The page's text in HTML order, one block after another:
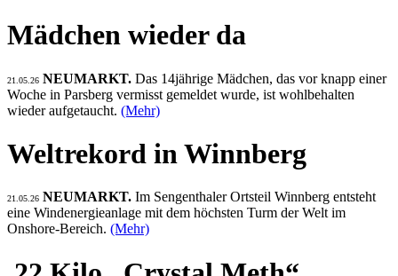
Mädchen wieder da
21.05.26 NEUMARKT. Das 14jährige Mädchen, das vor knapp einer
Woche in Parsberg vermisst gemeldet wurde, ist wohlbehalten
wieder aufgetaucht. (Mehr)
Weltrekord in Winnberg
21.05.26 NEUMARKT. Im Sengenthaler Ortsteil Winnberg entsteht
eine Windenergieanlage mit dem höchsten Turm der Welt im
Onshore-Bereich. (Mehr)